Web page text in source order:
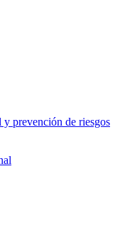
prevención de riesgos